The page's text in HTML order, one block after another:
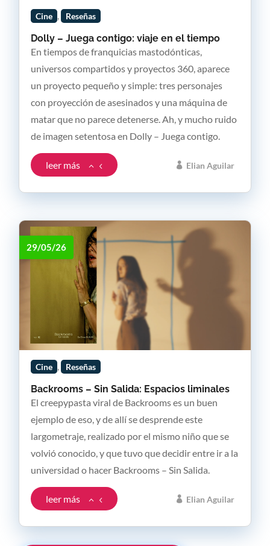
Dolly – Juega contigo: viaje en el tiempo
Elian Aguilar
Cine , Reseñas
En tiempos de franquicias mastodónticas,
universos compartidos y proyectos 360, aparece
un proyecto pequeño y simple: tres personajes
con proyección de asesinados y una máquina de
matar que no parece detenerse. Ah, y mucho ruido
de imagen setentosa en Dolly – Juega contigo.
leer más
Backrooms – Sin Salida: Espacios liminales
Elian Aguilar
29/05/26
Cine , Reseñas
El creepypasta viral de Backrooms es un buen
ejemplo de eso, y de allí se desprende este
largometraje, realizado por el mismo niño que se
volvió conocido, y que tuvo que decidir entre ir a la
universidad o hacer Backrooms – Sin Salida.
leer más